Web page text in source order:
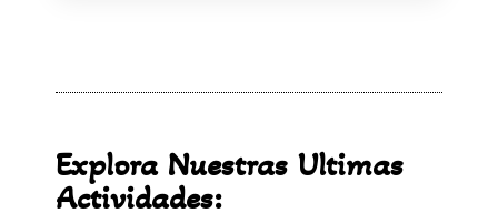
Explora Nuestras Ultimas
Actividades: